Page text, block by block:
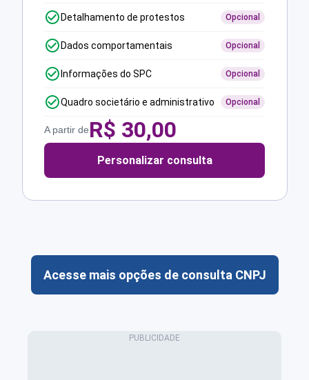
Detalhamento de protestos Opcional
Dados comportamentais Opcional
Informações do SPC Opcional
Quadro societário e administrativo Opcional
A partir deR$ 30,00
Personalizar consulta
Acesse mais opções de consulta CNPJ